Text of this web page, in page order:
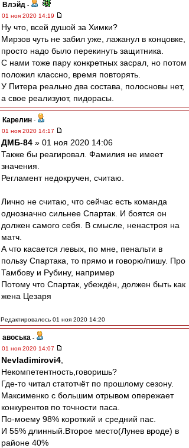
Влэйд -
01 ноя 2020 14:19
Ну что, всей душой за Химки?
Мирзов чуть не забил уже, лажанул в концовке,
просто надо было перекинуть защитника.
С нами тоже пару конкретных засрал, но потом
положил классно, время повторять.
У Питера реально два состава, полосновы нет,
а свое реализуют, пидорасы.
Карелин -
01 ноя 2020 14:17
ДМБ-84 » 01 ноя 2020 14:06
Также бы реагировал. Фамилия не имеет
значения.
Регламент недокручен, считаю.
Лично не считаю, что сейчас есть команда
однозначно сильнее Спартак. И боятся он
должен самого себя. В смысле, ненастроя на
матч.
А что касается левых, по мне, пенальти в
пользу Спартака, то прямо и говорю/пишу. Про
Тамбову и Рубину, например
Потому что Спартак, убеждён, должен быть как
жена Цезаря
Редактировалось 01 ноя 2020 14:20
авоська -
01 ноя 2020 14:07
Nevladimirovi4
Некомпетентность,говоришь?
Где-то читал статотчёт по прошлому сезону.
Максименко c большим отрывом опережает
конкурентов по точности паса.
По-моему 98% короткий и средний пас.
И 55% длинный.Второе место(Лунев вроде) в
районе 40%